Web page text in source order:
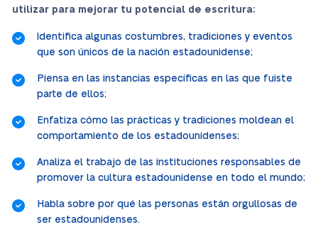
utilizar para mejorar tu potencial de escritura:
Identifica algunas costumbres, tradiciones y eventos
que son únicos de la nación estadounidense;
Piensa en las instancias específicas en las que fuiste
parte de ellos;
Enfatiza cómo las prácticas y tradiciones moldean el
comportamiento de los estadounidenses;
Analiza el trabajo de las instituciones responsables de
promover la cultura estadounidense en todo el mundo;
Habla sobre por qué las personas están orgullosas de
ser estadounidenses.